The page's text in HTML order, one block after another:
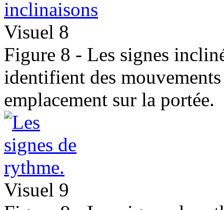
Visuel 8
Figure 8 - Les signes
identifient des
emplacement sur la portée.
Visuel 9